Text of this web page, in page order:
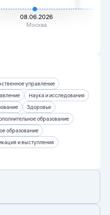
08.06.2026
Москва
управление
Наука и исследования
Здоровье
образование
образование
и выступления